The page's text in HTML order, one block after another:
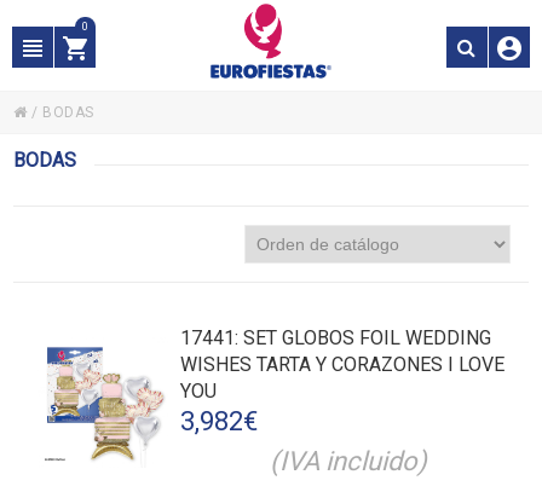
0
/ BODAS
BODAS
17441: SET GLOBOS FOIL WEDDING
WISHES TARTA Y CORAZONES I LOVE
YOU
3,982€
(IVA incluido)